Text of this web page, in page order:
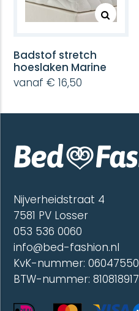
Badstof stretch
hoeslaken Marine
vanaf € 16,50
Nijverheidstraat 4
7581 PV Losser
053 536 0060
info@bed-fashion.nl
KvK-nummer: 06047550
BTW-nummer: